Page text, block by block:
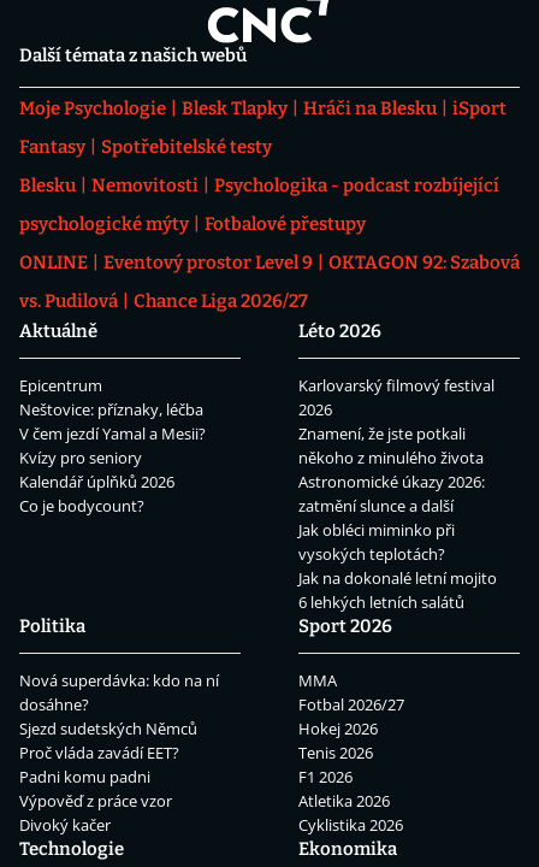
Další témata z našich webů
Moje Psychologie Blesk Tlapky Hráči na Blesku
iSport
Fantasy
Spotřebitelské testy
Blesku
Nemovitosti
Psychologika - podcast rozbíjející
psychologické mýty
Fotbalové přestupy
ONLINE
Eventový prostor Level 9
OKTAGON 92: Szabová
vs. Pudilová
Chance Liga 2026/27
Aktuálně
Epicentrum
Neštovice: příznaky, léčba
V čem jezdí Yamal a Mesii?
Kvízy pro seniory
Kalendář úplňků 2026
Co je bodycount?
Léto 2026
Karlovarský filmový festival
2026
Znamení, že jste potkali
někoho z minulého života
Astronomické úkazy 2026:
zatmění slunce a další
Jak obléci miminko při
vysokých teplotách?
Jak na dokonalé letní mojito
6 lehkých letních salátů
Politika
Nová superdávka: kdo na ní
dosáhne?
Sjezd sudetských Němců
Proč vláda zavádí EET?
Padni komu padni
Výpověď z práce vzor
Divoký kačer
Sport 2026
MMA
Fotbal 2026/27
Hokej 2026
Tenis 2026
F1 2026
Atletika 2026
Cyklistika 2026
Technologie
Ekonomika